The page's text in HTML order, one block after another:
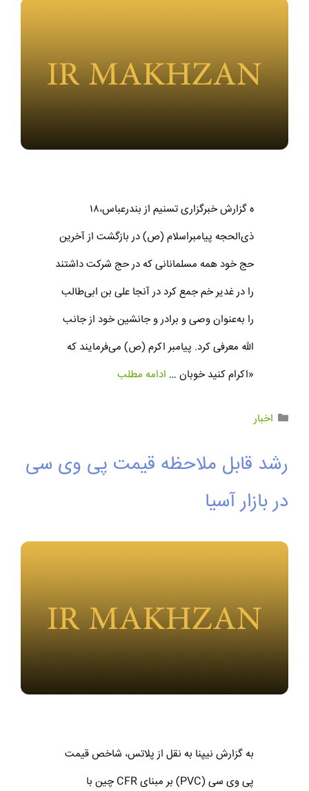
ه گزارش خبرگزاری تسنیم از بندرعباس،۱۸
ذی‌الحجه پیامبراسلام (ص) در بازگشت از آخرین
حج خود همه مسلمانانی که در حج شرکت داشتند
را در غدیر خم جمع کرد در آنجا علی بن ابی‌طالب
را به‌عنوان وصی و برادر و جانشین خود از جانب
الله معرفی کرد. پیامبر اکرم (ص) می‌فرمایند که
«اکرام کنید خوبان … ادامه مطلب
اخبار
رشد قابل ملاحظه قیمت پی وی سی
در بازار آسیا
به گزارش نیپنا به نقل از پلاتس، شاخص قیمت
پی وی سی (PVC) بر مبنای CFR چین با